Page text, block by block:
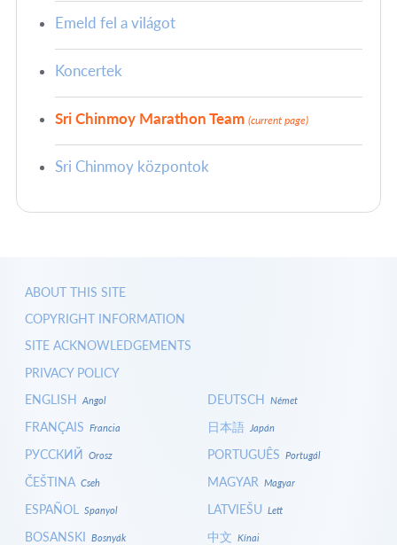
Emeld fel a világot
Koncertek
Sri Chinmoy Marathon Team (current page)
Sri Chinmoy központok
ABOUT THIS SITE
COPYRIGHT INFORMATION
SITE ACKNOWLEDGEMENTS
PRIVACY POLICY
ENGLISH Angol
FRANÇAIS Francia
РУССКИЙ Orosz
ČEŠTINA Cseh
ESPAÑOL Spanyol
BOSANSKI Bosnyák
DEUTSCH Német
日本語 Japán
PORTUGUÊS Portugál
MAGYAR Magyar
LATVIEŠU Lett
中文 Kínai